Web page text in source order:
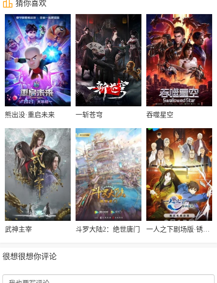
猜你喜欢
熊出没·重启未来 一斩苍穹 吞噬星空
武神主宰 斗罗大陆2：绝世唐门 一人之下剧场版·锈铁重现
很想很想你评论